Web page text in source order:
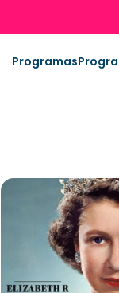
Programas